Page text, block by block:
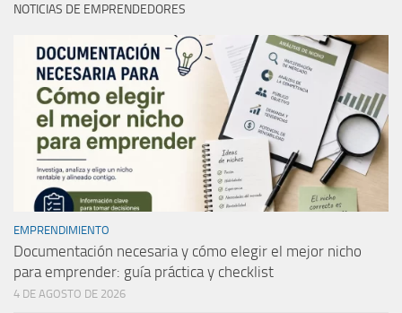
NOTICIAS DE EMPRENDEDORES
EMPRENDIMIENTO
Documentación necesaria y cómo elegir el mejor nicho
para emprender: guía práctica y checklist
4 DE AGOSTO DE 2026